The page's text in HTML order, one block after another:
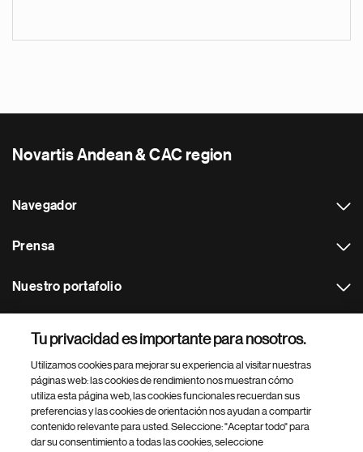
Novartis Andean & CAC region
Navegador
Prensa
Nuestro portafolio
Footer Site Search
Tu privacidad es importante para nosotros.
Utilizamos cookies para mejorar su experiencia al visitar nuestras
páginas web: las cookies de rendimiento nos muestran cómo
utiliza esta página web, las cookies funcionales recuerdan sus
preferencias y las cookies de orientación nos ayudan a compartir
contenido relevante para usted. Seleccione: "Aceptar todo" para
dar su consentimiento a todas las cookies, seleccione